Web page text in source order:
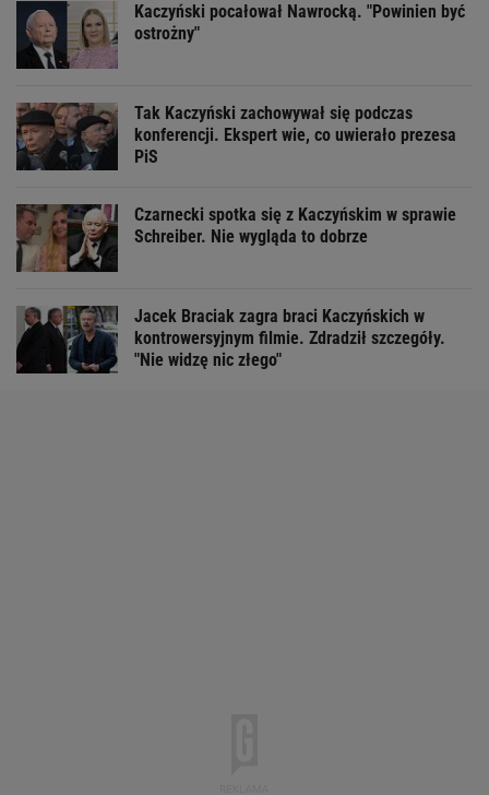
Kaczyński pocałował Nawrocką. "Powinien być
ostrożny"
Tak Kaczyński zachowywał się podczas
konferencji. Ekspert wie, co uwierało prezesa
PiS
Czarnecki spotka się z Kaczyńskim w sprawie
Schreiber. Nie wygląda to dobrze
Jacek Braciak zagra braci Kaczyńskich w
kontrowersyjnym filmie. Zdradził szczegóły.
"Nie widzę nic złego"